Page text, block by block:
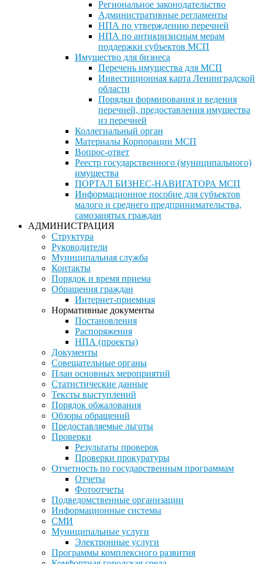
Региональное законодательство
Административные регламенты
НПА по утверждению перечней
НПА по антикризисным мерам
поддержки субъектов МСП
Имущество для бизнеса
Перечень имущества для МСП
Инвестиционная карта Ленинградской
области
Порядки формирования и ведения
перечней, предоставления имущества
из перечней
Коллегиальный орган
Материалы Корпорации МСП
Вопрос-ответ
Реестр государственного (муниципального)
имущества
ПОРТАЛ БИЗНЕС-НАВИГАТОРА МСП
Информационное пособие для субъектов
малого и среднего предпринимательства,
самозанятых граждан
АДМИНИСТРАЦИЯ
Структура
Руководители
Муниципальная служба
Контакты
Порядок и время приема
Обращения граждан
Интернет-приемная
Нормативные документы
Постановления
Распоряжения
НПА (проекты)
Документы
Совещательные органы
План основных мероприятий
Статистические данные
Тексты выступлений
Порядок обжалования
Обзоры обращений
Предоставляемые льготы
Проверки
Результаты проверок
Проверки прокуратуры
Отчетность по государственным программам
Отчеты
Фотоотчеты
Подведомственные организации
Информационные системы
СМИ
Муниципальные услуги
Электронные услуги
Программы комплексного развития